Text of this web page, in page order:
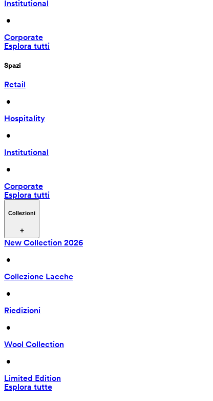
Institutional
•
Corporate
Esplora tutti
Spazi
Retail
•
Hospitality
•
Institutional
•
Corporate
Esplora tutti
Collezioni
New Collection 2026
•
Collezione Lacche
•
Riedizioni
•
Wool Collection
•
Limited Edition
Esplora tutte